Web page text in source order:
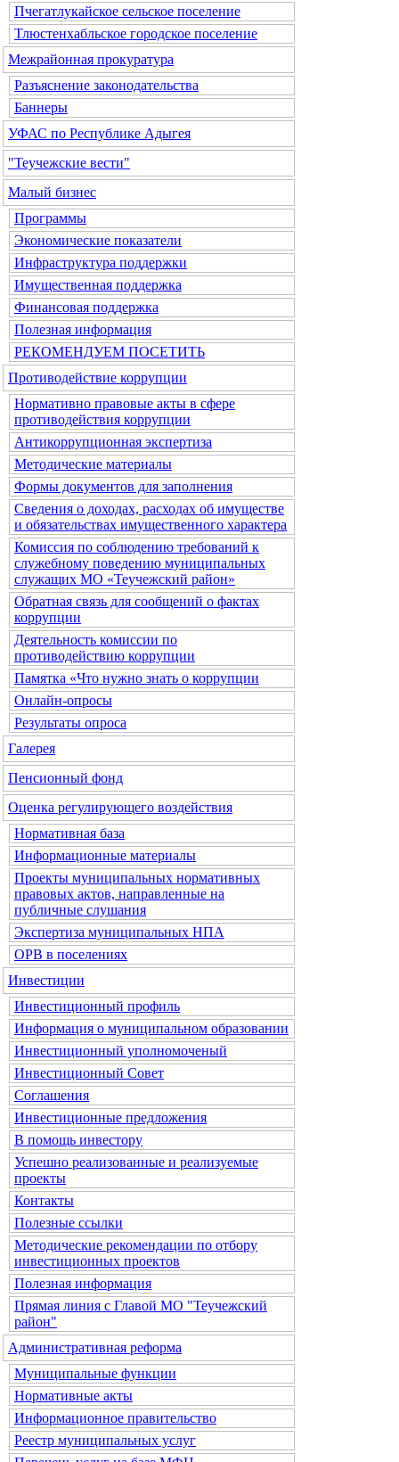
Пчегатлукайское сельское поселение
Тлюстенхабльское городское поселение
Межрайонная прокуратура
Разъяснение законодательства
Баннеры
УФАС по Республике Адыгея
"Теучежские вести"
Малый бизнес
Программы
Экономические показатели
Инфраструктура поддержки
Имущественная поддержка
Финансовая поддержка
Полезная информация
РЕКОМЕНДУЕМ ПОСЕТИТЬ
Противодействие коррупции
Нормативно правовые акты в сфере
противодействия коррупции
Антикоррупционная экспертиза
Методические материалы
Формы документов для заполнения
Сведения о доходах, расходах об имуществе
и обязательствах имущественного характера
Комиссия по соблюдению требований к
служебному поведению муниципальных
служащих МО «Теучежский район»
Обратная связь для сообщений о фактах
коррупции
Деятельность комиссии по
противодействию коррупции
Памятка «Что нужно знать о коррупции
Онлайн-опросы
Результаты опроса
Галерея
Пенсионный фонд
Оценка регулирующего воздействия
Нормативная база
Информационные материалы
Проекты муниципальных нормативных
правовых актов, направленные на
публичные слушания
Экспертиза муниципальных НПА
ОРВ в поселениях
Инвестиции
Инвестиционный профиль
Информация о муниципальном образовании
Инвестиционный уполномоченый
Инвестиционный Совет
Соглашения
Инвестиционные предложения
В помощь инвестору
Успешно реализованные и реализуемые
проекты
Контакты
Полезные ссылки
Методические рекомендации по отбору
инвестиционных проектов
Полезная информация
Прямая линия с Главой МО "Теучежский
район"
Административная реформа
Муниципальные функции
Нормативные акты
Информационное правительство
Реестр муниципальных услуг